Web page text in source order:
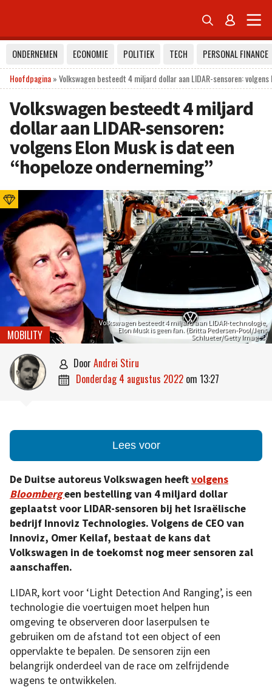
 
ONDERNEMEN ECONOMIE POLITIEK TECH
PERSONAL FINANCE
Hoofdpagina»Volkswagen besteedt 4 miljard dollar aan LIDAR-sensoren:
Volkswagen besteedt 4 miljard
dollar aan LIDAR-sensoren:
volgens Elon Musk is dat een
“hopeloze onderneming”
Volkswagen besteedt 4 miljard aan LIDAR-technologie,
Elon Musk is geen fan. (Britta Pedersen-Pool/Jens
Schlueter/Getty Images)
MOBILITY
 door Andrei Stiru
 donderdag 4 augustus 2022 om 13:27
Lees voor
De Duitse autoreus Volkswagen heeftvolgens
Bloombergeen bestelling van 4 miljard dollar
geplaatst voor LIDAR-sensoren bij het Israëlische
bedrijf Innoviz Technologies. Volgens de CEO van
Innoviz, Omer Keilaf, bestaat de kans dat
Volkswagen in de toekomst nog meer sensoren zal
aanschaffen.
LIDAR, kort voor ‘Light Detection And Ranging’, is een
technologie die voertuigen moet helpen hun
omgeving te observeren door laserpulsen te
gebruiken om de afstand tot een object of een
oppervlakte te bepalen. De sensoren zijn een
belangrijk onderdeel van de race om zelfrijdende
wagens te ontwikkelen.